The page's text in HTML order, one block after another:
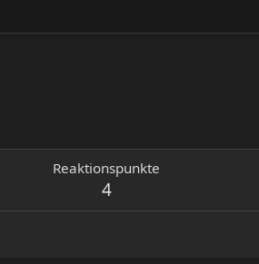
Reaktionspunkte
4